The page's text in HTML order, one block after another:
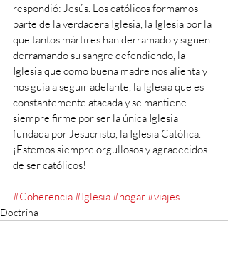
respondió: Jesús. Los católicos formamos
parte de la verdadera Iglesia, la Iglesia por la
que tantos mártires han derramado y siguen
derramando su sangre defendiendo, la
Iglesia que como buena madre nos alienta y
nos guía a seguir adelante, la Iglesia que es
constantemente atacada y se mantiene
siempre firme por ser la única Iglesia
fundada por Jesucristo, la Iglesia Católica.
¡Estemos siempre orgullosos y agradecidos
de ser católicos!
#Coherencia#Iglesia#hogar#viajes
Doctrina